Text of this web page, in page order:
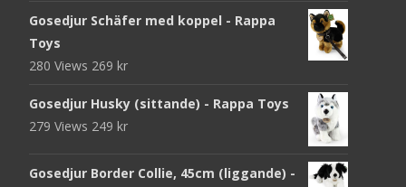
Gosedjur Schäfer med koppel - Rappa
Toys
280 Views 269 kr
Gosedjur Husky (sittande) - Rappa Toys
279 Views 249 kr
Gosedjur Border Collie, 45cm (liggande) -